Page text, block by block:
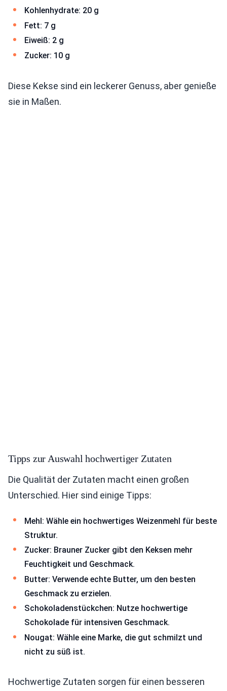
Kohlenhydrate: 20 g
Fett: 7 g
Eiweiß: 2 g
Zucker: 10 g
Diese Kekse sind ein leckerer Genuss, aber genieße
sie in Maßen.
Tipps zur Auswahl hochwertiger Zutaten
Die Qualität der Zutaten macht einen großen
Unterschied. Hier sind einige Tipps:
Mehl: Wähle ein hochwertiges Weizenmehl für beste
Struktur.
Zucker: Brauner Zucker gibt den Keksen mehr
Feuchtigkeit und Geschmack.
Butter: Verwende echte Butter, um den besten
Geschmack zu erzielen.
Schokoladenstückchen: Nutze hochwertige
Schokolade für intensiven Geschmack.
Nougat: Wähle eine Marke, die gut schmilzt und
nicht zu süß ist.
Hochwertige Zutaten sorgen für einen besseren